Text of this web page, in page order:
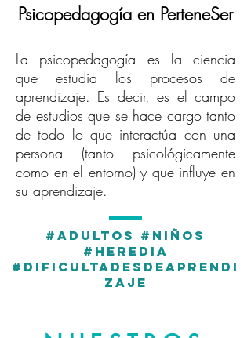
Psicopedagogía en PerteneSer
La psicopedagogía es la ciencia
que estudia los procesos de
aprendizaje. Es decir, es el campo
de estudios que se hace cargo tanto
de todo lo que interactúa con una
persona (tanto psicológicamente
como en el entorno) y que influye en
su aprendizaje.
#ADULTOs #NIÑOS
#heredia
#dificultadesdeaprendi
zaje